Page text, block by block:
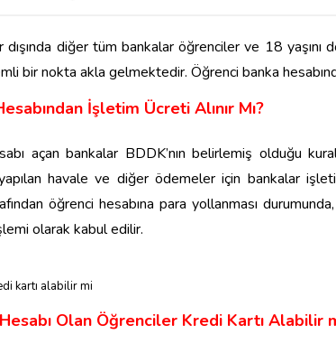
dışında diğer tüm bankalar öğrenciler ve 18 yaşını
bir nokta akla gelmektedir. Öğrenci banka
İşletim Ücreti Alınır Mı?
açan bankalar BDDK’nın belirlemiş olduğu
havale ve diğer ödemeler için bankalar
öğrenci hesabına para yollanması
olarak kabul edilir.
kartı alabilir mi
Olan Öğrenciler Kredi Kartı Alabilir